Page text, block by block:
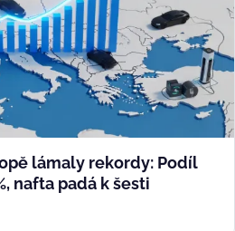
lámaly rekordy: Podíl
nafta padá k šesti